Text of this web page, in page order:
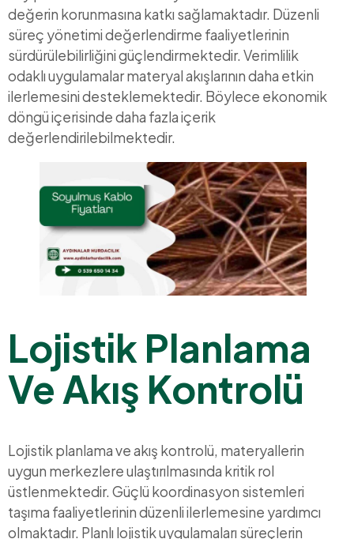
değerin korunmasına katkı sağlamaktadır. Düzenli
süreç yönetimi değerlendirme faaliyetlerinin
sürdürülebilirliğini güçlendirmektedir. Verimlilik
odaklı uygulamalar materyal akışlarının daha etkin
ilerlemesini desteklemektedir. Böylece ekonomik
döngü içerisinde daha fazla içerik
değerlendirilebilmektedir.
Lojistik Planlama
Ve Akış Kontrolü
Lojistik planlama ve akış kontrolü, materyallerin
uygun merkezlere ulaştırılmasında kritik rol
üstlenmektedir. Güçlü koordinasyon sistemleri
taşıma faaliyetlerinin düzenli ilerlemesine yardımcı
olmaktadır. Planlı lojistik uygulamaları süreçlerin